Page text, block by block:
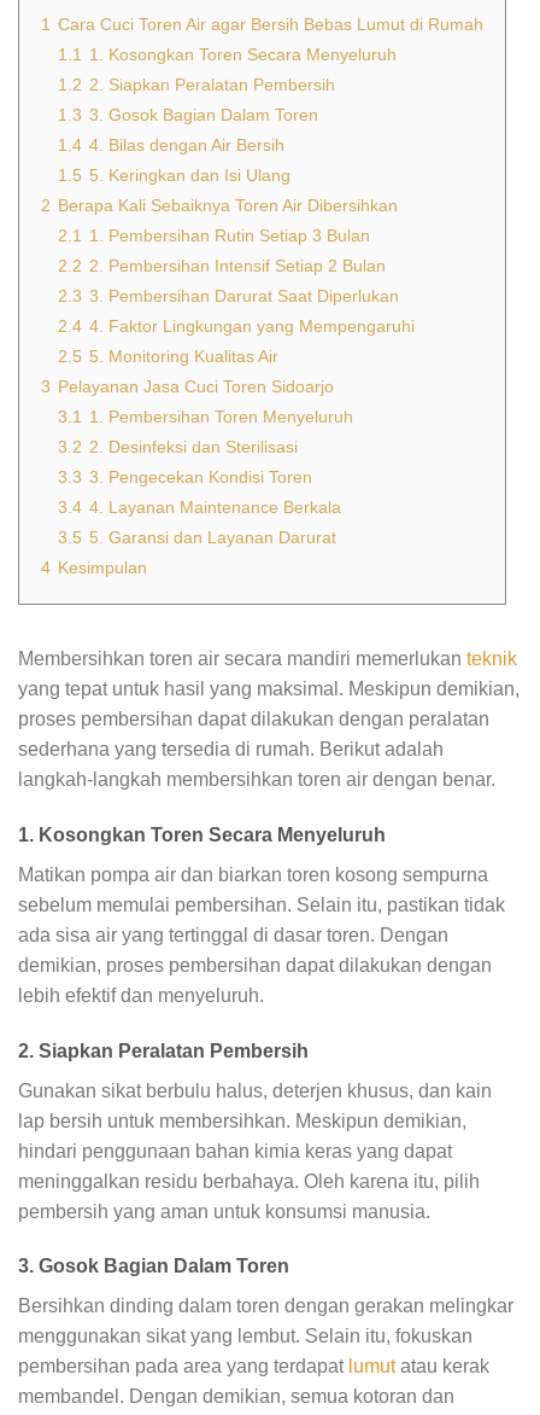
1 Cara Cuci Toren Air agar Bersih Bebas Lumut di Rumah
1.1
1. Kosongkan Toren Secara Menyeluruh
1.2 2. Siapkan Peralatan Pembersih
1.3 3. Gosok Bagian Dalam Toren
1.4 4. Bilas dengan Air Bersih
1.5 5. Keringkan dan Isi Ulang
2 Berapa Kali Sebaiknya Toren Air Dibersihkan
2.1
1. Pembersihan Rutin Setiap 3 Bulan
2.2 2. Pembersihan Intensif Setiap 2 Bulan
2.3 3. Pembersihan Darurat Saat Diperlukan
2.4 4. Faktor Lingkungan yang Mempengaruhi
2.5 5. Monitoring Kualitas Air
3 Pelayanan Jasa Cuci Toren Sidoarjo
3.1
1. Pembersihan Toren Menyeluruh
3.2 2. Desinfeksi dan Sterilisasi
3.3 3. Pengecekan Kondisi Toren
3.4 4. Layanan Maintenance Berkala
3.5 5. Garansi dan Layanan Darurat
4 Kesimpulan
Membersihkan toren air secara mandiri memerlukan teknik
yang tepat untuk hasil yang maksimal. Meskipun demikian,
proses pembersihan dapat dilakukan dengan peralatan
sederhana yang tersedia di rumah. Berikut adalah
langkah-langkah membersihkan toren air dengan benar.
1. Kosongkan Toren Secara Menyeluruh
Matikan pompa air dan biarkan toren kosong sempurna
sebelum memulai pembersihan. Selain itu, pastikan tidak
ada sisa air yang tertinggal di dasar toren. Dengan
demikian, proses pembersihan dapat dilakukan dengan
lebih efektif dan menyeluruh.
2. Siapkan Peralatan Pembersih
Gunakan sikat berbulu halus, deterjen khusus, dan kain
lap bersih untuk membersihkan. Meskipun demikian,
hindari penggunaan bahan kimia keras yang dapat
meninggalkan residu berbahaya. Oleh karena itu, pilih
pembersih yang aman untuk konsumsi manusia.
3. Gosok Bagian Dalam Toren
Bersihkan dinding dalam toren dengan gerakan melingkar
menggunakan sikat yang lembut. Selain itu, fokuskan
pembersihan pada area yang terdapat lumutatau kerak
membandel. Dengan demikian, semua kotoran dan